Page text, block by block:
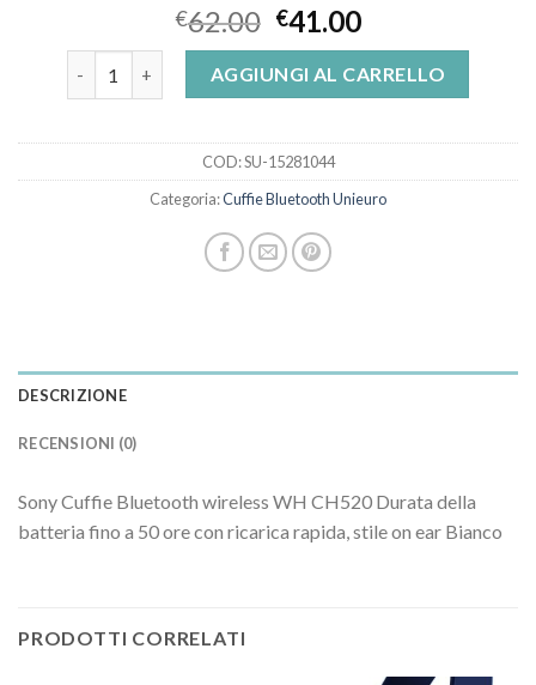
€62.00 €41.00
cuffie bluetooth unieuro quantità
AGGIUNGI AL CARRELLO
COD:SU-15281044
Categoria:Cuffie Bluetooth Unieuro
DESCRIZIONE
RECENSIONI (0)
Sony Cuffie Bluetooth wireless WH CH520 Durata della
batteria fino a 50 ore con ricarica rapida, stile on ear Bianco
PRODOTTI CORRELATI